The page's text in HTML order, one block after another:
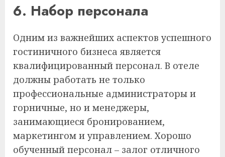
6. Набор персонала
Одним из важнейших аспектов успешного
гостиничного бизнеса является
квалифицированный персонал. В отеле
должны работать не только
профессиональные администраторы и
горничные, но и менеджеры,
занимающиеся бронированием,
маркетингом и управлением. Хорошо
обученный персонал – залог отличного